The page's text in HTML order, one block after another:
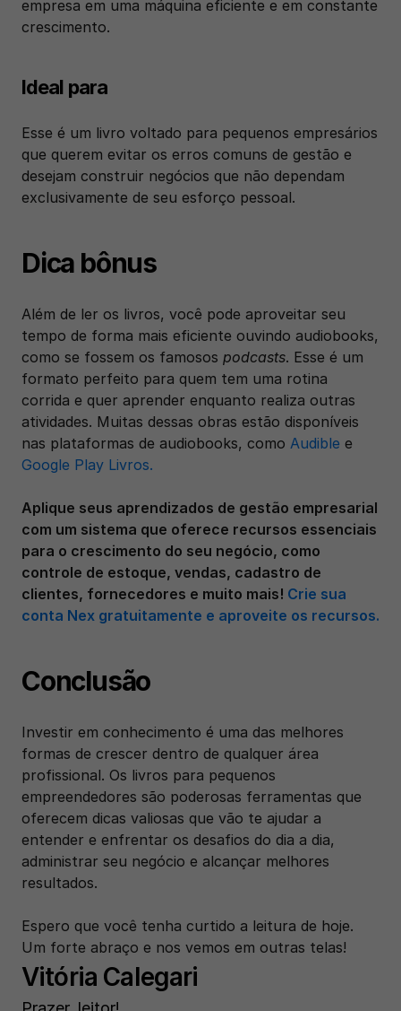
empresa em uma máquina eficiente e em constante
crescimento.
Ideal para
Esse é um livro voltado para pequenos empresários
que querem evitar os erros comuns de gestão e
desejam construir negócios que não dependam
exclusivamente de seu esforço pessoal.
Dica bônus
Além de ler os livros, você pode aproveitar seu
tempo de forma mais eficiente ouvindo audiobooks,
como se fossem os famosos podcasts. Esse é um
formato perfeito para quem tem uma rotina
corrida e quer aprender enquanto realiza outras
atividades. Muitas dessas obras estão disponíveis
nas plataformas de audiobooks, como Audible
Google Play Livros.
Aplique seus aprendizados de gestão empresarial
com um sistema que oferece recursos essenciais
para o crescimento do seu negócio, como
controle de estoque, vendas, cadastro de
clientes, fornecedores e muito mais! Crie sua
conta Nex gratuitamente e aproveite os recursos.
Conclusão
Investir em conhecimento é uma das melhores
formas de crescer dentro de qualquer área
profissional. Os livros para pequenos
empreendedores são poderosas ferramentas que
oferecem dicas valiosas que vão te ajudar a
entender e enfrentar os desafios do dia a dia,
administrar seu negócio e alcançar melhores
resultados.
Espero que você tenha curtido a leitura de hoje.
Um forte abraço e nos vemos em outras telas!
Vitória Calegari